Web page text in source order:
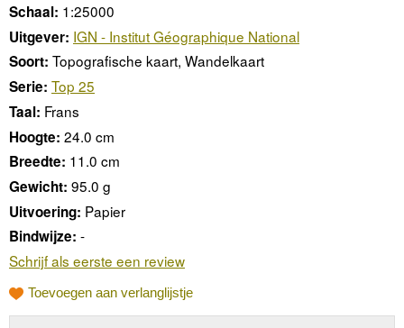
Schaal: 1:25000
Uitgever: IGN - Institut Géographique National
Soort: Topografische kaart, Wandelkaart
Serie: Top 25
Taal: Frans
Hoogte: 24.0 cm
Breedte: 11.0 cm
Gewicht: 95.0 g
Uitvoering: Papier
Bindwijze: -
Schrijf als eerste een review
Toevoegen aan verlanglijstje